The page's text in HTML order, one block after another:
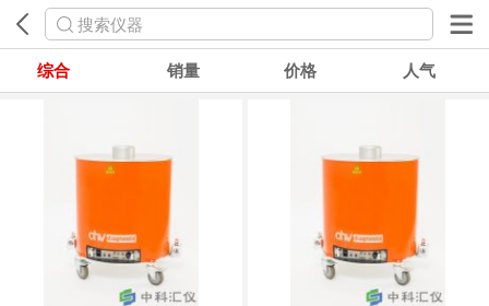
搜索仪器
综合 销量 价格 人气